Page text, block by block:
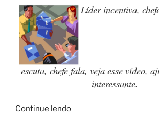
Líder incentiva,
escuta, chefe fala, veja esse vídeo,
interessante.
Continue lendo